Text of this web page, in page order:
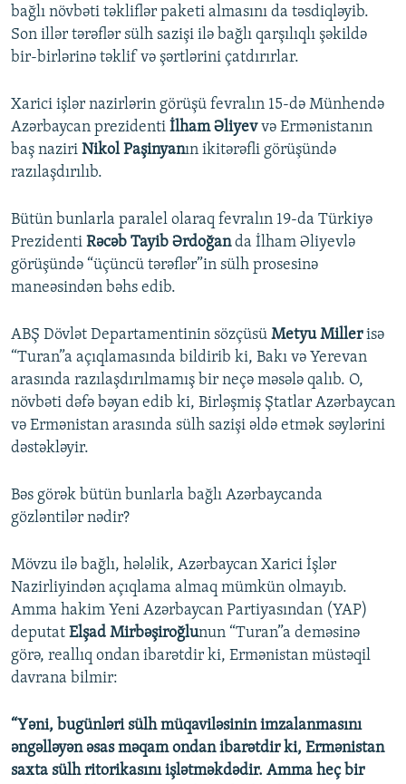
bağlı növbəti təkliflər paketi almasını da təsdiqləyib.
Son illər tərəflər sülh sazişi ilə bağlı qarşılıqlı şəkildə
bir-birlərinə təklif və şərtlərini çatdırırlar.
Xarici işlər nazirlərin görüşü fevralın 15-də Münhendə
Azərbaycan prezidenti İlham Əliyevvə Ermənistanın
baş naziri Nikol Paşinyanın ikitərəfli görüşündə
razılaşdırılıb.
Bütün bunlarla paralel olaraq fevralın 19-da Türkiyə
Prezidenti Rəcəb Tayib Ərdoğanda İlham Əliyevlə
görüşündə “üçüncü tərəflər”in sülh prosesinə
maneəsindən bəhs edib.
ABŞ Dövlət Departamentinin sözçüsü Metyu Millerisə
“Turan”a açıqlamasında bildirib ki, Bakı və Yerevan
arasında razılaşdırılmamış bir neçə məsələ qalıb. O,
növbəti dəfə bəyan edib ki, Birləşmiş Ştatlar Azərbaycan
və Ermənistan arasında sülh sazişi əldə etmək səylərini
dəstəkləyir.
Bəs görək bütün bunlarla bağlı Azərbaycanda
gözləntilər nədir?
Mövzu ilə bağlı, hələlik, Azərbaycan Xarici İşlər
Nazirliyindən açıqlama almaq mümkün olmayıb.
Amma hakim Yeni Azərbaycan Partiyasından (YAP)
deputat Elşad Mirbəşiroğlunun “Turan”a deməsinə
görə, reallıq ondan ibarətdir ki, Ermənistan müstəqil
davrana bilmir:
“Yəni, bugünləri sülh müqaviləsinin imzalanmasını
əngəlləyən əsas məqam ondan ibarətdir ki, Ermənistan
saxta sülh ritorikasını işlətməkdədir. Amma heç bir